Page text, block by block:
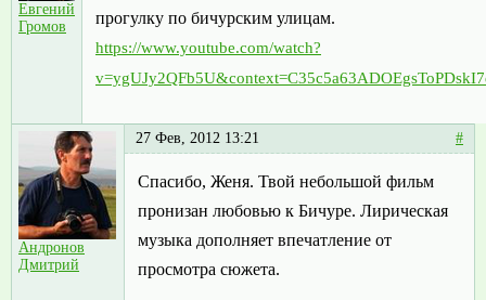
Евгений
Громов
прогулку по бичурским улицам.
https://www.youtube.com/watch?
Андронов
Дмитрий
27 Фев, 2012 13:21 #
Спасибо, Женя. Твой небольшой фильм
пронизан любовью к Бичуре. Лирическая
музыка дополняет впечатление от
просмотра сюжета.